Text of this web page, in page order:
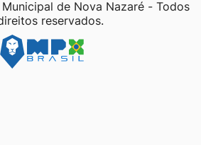
de Nova Nazaré - Todos
reservados.